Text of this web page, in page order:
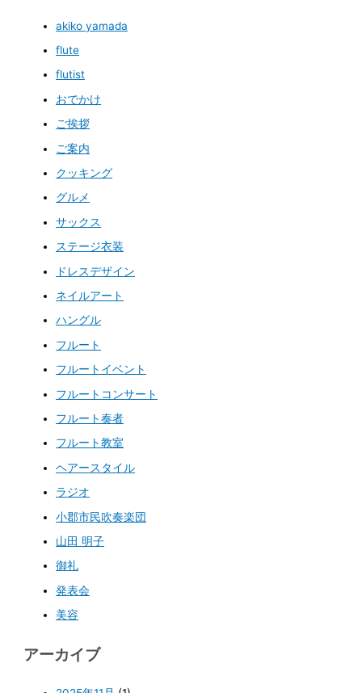
akiko yamada
flute
flutist
おでかけ
ご挨拶
ご案内
クッキング
グルメ
サックス
ステージ衣装
ドレスデザイン
ネイルアート
ハングル
フルート
フルートイベント
フルートコンサート
フルート奏者
フルート教室
ヘアースタイル
ラジオ
小郡市民吹奏楽団
山田 明子
御礼
発表会
美容
アーカイブ